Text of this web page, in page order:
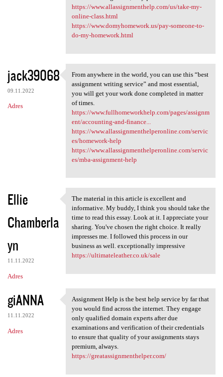
https://www.allassignmenthelp.com/us/take-my-
online-class.html
https://www.domyhomework.us/pay-someone-to-
do-my-homework.html
jack39068
09.11.2022
Adres
From anywhere in the world,
From anywhere in the world, you can use this “best
assignment writing service” and most essential,
you will get your work done completed in matter
of times.
https://www.fullhomeworkhelp.com/pages/assignm
ent/accounting-and-finance...
https://www.allassignmenthelperonline.com/servic
es/homework-help
https://www.allassignmenthelperonline.com/servic
es/mba-assignment-help
Ellie
Chamberla
yn
11.11.2022
Adres
The material in this article
The material in this article is excellent and
informative. My buddy, I think you should take the
time to read this essay. Look at it. I appreciate your
sharing. You've chosen the right choice. It really
impresses me. I followed this process in our
business as well. exceptionally impressive
https://ultimateleather.co.uk/sale
giANNA
11.11.2022
Adres
Assignment Help is the best
Assignment Help is the best help service by far that
you would find across the internet. They engage
only qualified domain experts after due
examinations and verification of their credentials
to ensure that quality of your assignments stays
premium, always.
https://greatassignmenthelper.com/